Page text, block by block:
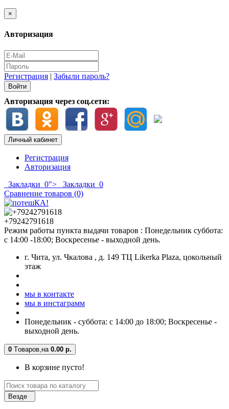
×
Авторизация
Регистрация | Забыли пароль?
Авторизация через соц.сети:
Личный кабинет
Регистрация
Авторизация
Закладки 0"> Закладки 0
Сравнение товаров (0)
+79242791618
Режим работы пункта выдачи товаров : Понедельник суббота:
с 14:00 -18:00; Воскресенье - выходной день.
г. Чита, ул. Чкалова , д. 149 ТЦ Likerka Plaza, цокольный
этаж
мы в контакте
мы в инстаграмм
Понедельник - суббота: с 14:00 до 18:00; Воскресенье -
выходной день.
0 Tоваров, на 0.00 р.
В корзине пусто!
Везде